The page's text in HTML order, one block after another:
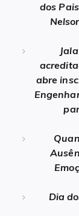
dos
abre
Dia